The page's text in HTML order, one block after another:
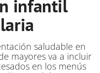
infantil
saludable en
mayores va a incluir
en los menús